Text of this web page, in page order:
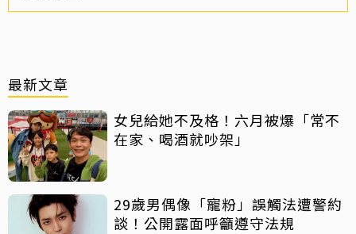
最新文章
女兒給她不及格！六月被爆「常不
在家、喝酒就吵架」
29歲男偶像「寵粉」誤觸法遭警約
談！公開露面呼籲遵守法規